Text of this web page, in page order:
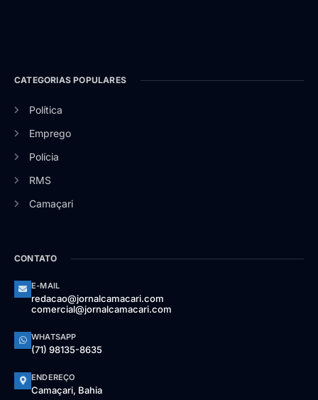
CATEGORIAS POPULARES
Política
Emprego
Polícia
RMS
Camaçari
CONTATO
E-MAIL
redacao@jornalcamacari.com
comercial@jornalcamacari.com
WHATSAPP
(71) 98135-8635
ENDEREÇO
Camaçari, Bahia